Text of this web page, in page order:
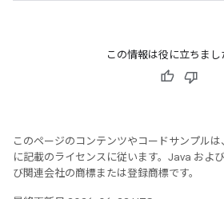
この情報は役に立ちまし
このページのコンテンツやコードサンプルは、
に記載のライセンスに従います。Java およ
び関連会社の商標または登録商標です。